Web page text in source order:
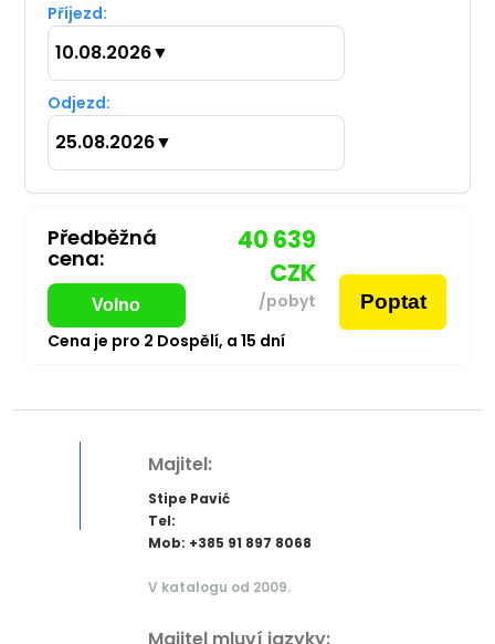
Příjezd:
10.08.2026▼
Odjezd:
25.08.2026▼
Předběžná
cena:
Volno
40 639
CZK
/pobyt Poptat
Cena je pro 2 Dospělí, a 15 dní
Majitel:
Stipe Pavić
Tel:
Mob: +385 91 897 8068
V katalogu od 2009.
Majitel mluví jazyky: